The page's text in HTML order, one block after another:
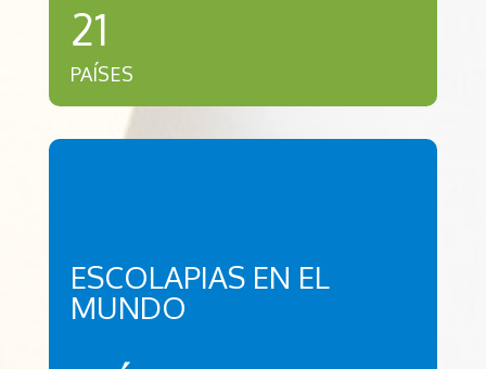
21
PAÍSES
ESCOLAPIAS EN EL
MUNDO